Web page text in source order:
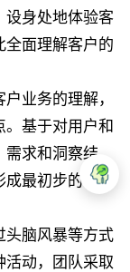
设身处地体验客
全面理解客户的
业务的理解，
基于对用户和
需求和洞察结
成最初步的目
头脑风暴等方式
活动，团队采取